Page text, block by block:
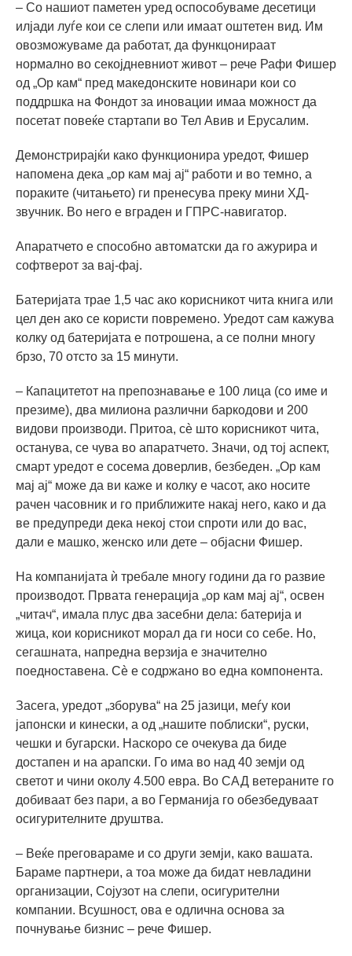
– Со нашиот паметен уред оспособуваме десетици
илјади луѓе кои се слепи или имаат оштетен вид. Им
овозможуваме да работат, да функцонираат
нормално во секојдневниот живот – рече Рафи Фишер
од „Ор кам“ пред македонските новинари кои со
поддршка на Фондот за иновации имаа можност да
посетат повеќе стартапи во Тел Авив и Ерусалим.
Демонстрирајќи како функционира уредот, Фишер
напомена дека „ор кам мај ај“ работи и во темно, а
пораките (читањето) ги пренесува преку мини ХД-
звучник. Во него е вграден и ГПРС-навигатор.
Апаратчето е способно автоматски да го ажурира и
софтверот за вај-фај.
Батеријата трае 1,5 час ако корисникот чита книга или
цел ден ако се користи повремено. Уредот сам кажува
колку од батеријата е потрошена, а се полни многу
брзо, 70 отсто за 15 минути.
– Капацитетот на препознавање е 100 лица (со име и
презиме), два милиона различни баркодови и 200
видови производи. Притоа, сè што корисникот чита,
останува, се чува во апаратчето. Значи, од тој аспект,
смарт уредот е сосема доверлив, безбеден. „Ор кам
мај ај“ може да ви каже и колку е часот, ако носите
рачен часовник и го приближите накај него, како и да
ве предупреди дека некој стои спроти или до вас,
дали е машко, женско или дете – објасни Фишер.
На компанијата ѝ требале многу години да го развие
производот. Првата генерација „ор кам мај ај“, освен
„читач“, имала плус два засебни дела: батерија и
жица, кои корисникот морал да ги носи со себе. Но,
сегашната, напредна верзија е значително
поедноставена. Сè е содржано во една компонента.
Засега, уредот „зборува“ на 25 јазици, меѓу кои
јапонски и кинески, а од „нашите поблиски“, руски,
чешки и бугарски. Наскоро се очекува да биде
достапен и на арапски. Го има во над 40 земји од
светот и чини околу 4.500 евра. Во САД ветераните го
добиваат без пари, а во Германија го обезбедуваат
осигурителните друштва.
– Веќе преговараме и со други земји, како вашата.
Бараме партнери, а тоа може да бидат невладини
организации, Сојузот на слепи, осигурителни
компании. Всушност, ова е одлична основа за
почнување бизнис – рече Фишер.